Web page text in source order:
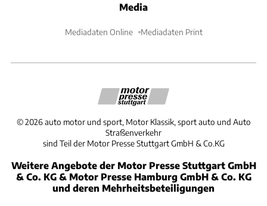
Media
Mediadaten Online Mediadaten Print
©2026 auto motor und sport, Motor Klassik, sport auto und Auto
Straßenverkehr
sind Teil der Motor Presse Stuttgart GmbH & Co.KG
Weitere Angebote der Motor Presse Stuttgart GmbH
& Co. KG & Motor Presse Hamburg GmbH & Co. KG
und deren Mehrheitsbeteiligungen